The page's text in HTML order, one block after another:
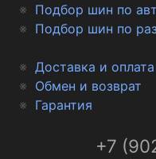
Подбор шин по
Подбор шин по
Доставка и оплата
Обмен и возврат
Гарантия
+7